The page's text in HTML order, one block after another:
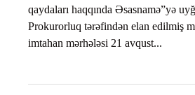
qaydaları haqqında Əsasnamə”yə
Prokurorluq tərəfindən elan edilmiş
imtahan mərhələsi 21 avqust...